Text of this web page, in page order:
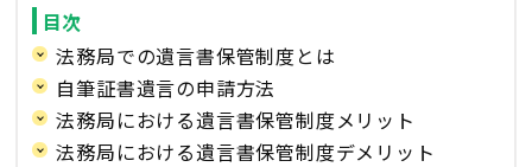
目次
法務局での遺言書保管制度とは
自筆証書遺言の申請方法
法務局における遺言書保管制度メリット
法務局における遺言書保管制度デメリット